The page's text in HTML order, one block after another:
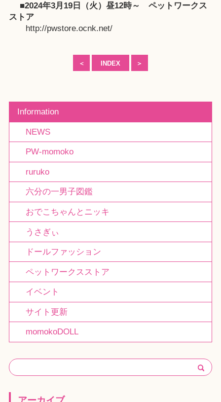
■2024年3月19日（火）昼12時～ ペットワークス
ストア
http://pwstore.ocnk.net/
＜ INDEX ＞
Information
NEWS
PW-momoko
ruruko
六分の一男子図鑑
おでこちゃんとニッキ
うさぎぃ
ドールファッション
ペットワークスストア
イベント
サイト更新
momokoDOLL